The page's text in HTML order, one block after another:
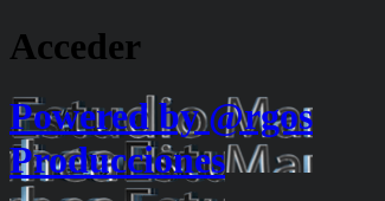
Acceder
Powered by @rgos
Producciones